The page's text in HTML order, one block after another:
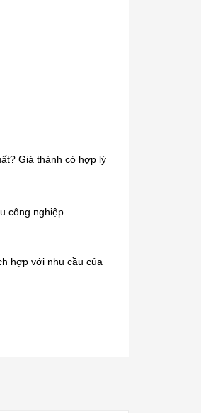
Giá thành có hợp lý
công nghiệp
hợp với nhu cầu của